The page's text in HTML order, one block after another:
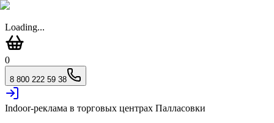
Loading...
0
8 800 222 59 38
Indoor-реклама в торговых центрах Палласовки